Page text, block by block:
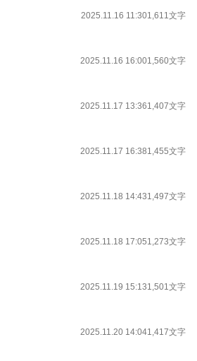
2025.11.16 11:301,611文字
2025.11.16 16:001,560文字
2025.11.17 13:361,407文字
2025.11.17 16:381,455文字
2025.11.18 14:431,497文字
2025.11.18 17:051,273文字
2025.11.19 15:131,501文字
2025.11.20 14:041,417文字